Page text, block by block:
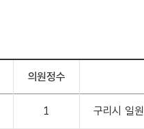
의원정수
1 구리시 일원